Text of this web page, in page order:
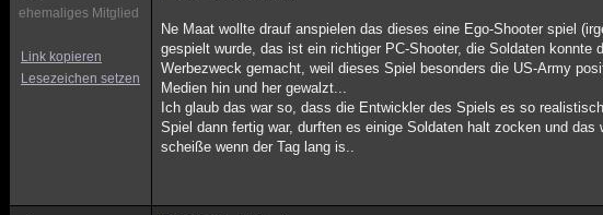
ehemaliges Mitglied
Link kopieren
Lesezeichen setzen
Ne Maat wollte drauf anspielen das dieses eine Ego-Shooter spiel
gespielt wurde, das ist ein richtiger PC-Shooter, die Soldaten
Werbezweck gemacht, weil dieses Spiel besonders die US-Army
Medien hin und her gewalzt...
Ich glaub das war so, dass die Entwickler des Spiels es so
Spiel dann fertig war, durften es einige Soldaten halt zocken und
scheiße wenn der Tag lang is..